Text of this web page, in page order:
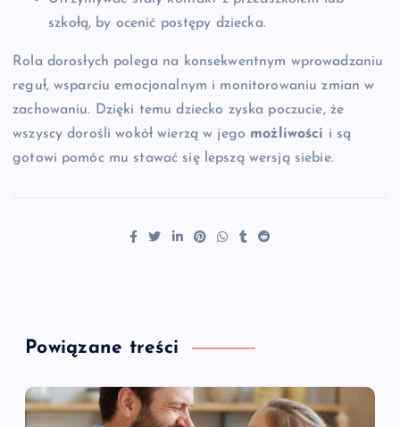
szkołą, by ocenić postępy dziecka.
Rola dorosłych polega na konsekwentnym wprowadzaniu
reguł, wsparciu emocjonalnym i monitorowaniu zmian w
zachowaniu. Dzięki temu dziecko zyska poczucie, że
wszyscy dorośli wokół wierzą w jego możliwości i są
gotowi pomóc mu stawać się lepszą wersją siebie.
Powiązane treści